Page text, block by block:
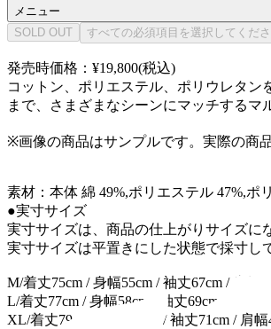
メニュー
SOLD OUT
すべての必須項目を選択してくだ
発売時価格：¥19,800(税込)
コットン、ポリエステル、ポリウレタ
まで、さまざまなシーンにマッチする
※画像の商品はサンプルです。実際の商
素材：本体 綿 49%,ポリエステル 47%,ポ
●実寸サイズ
実寸サイズは、商品の仕上がりサイズに
実寸サイズは平置きにした状態で採寸し
M/着丈75cm / 身幅55cm / 袖丈67cm / 肩幅
L/着丈77cm / 身幅58cm / 袖丈69cm / 肩幅
XL/着丈79cm / 身幅62cm / 袖丈71cm / 肩幅